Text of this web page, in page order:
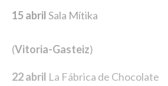
15 abrilSala Mítika
(Vitoria-Gasteiz)
22 abril La Fábrica de Chocolate